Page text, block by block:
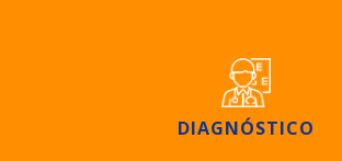
DIAGNÓSTICO